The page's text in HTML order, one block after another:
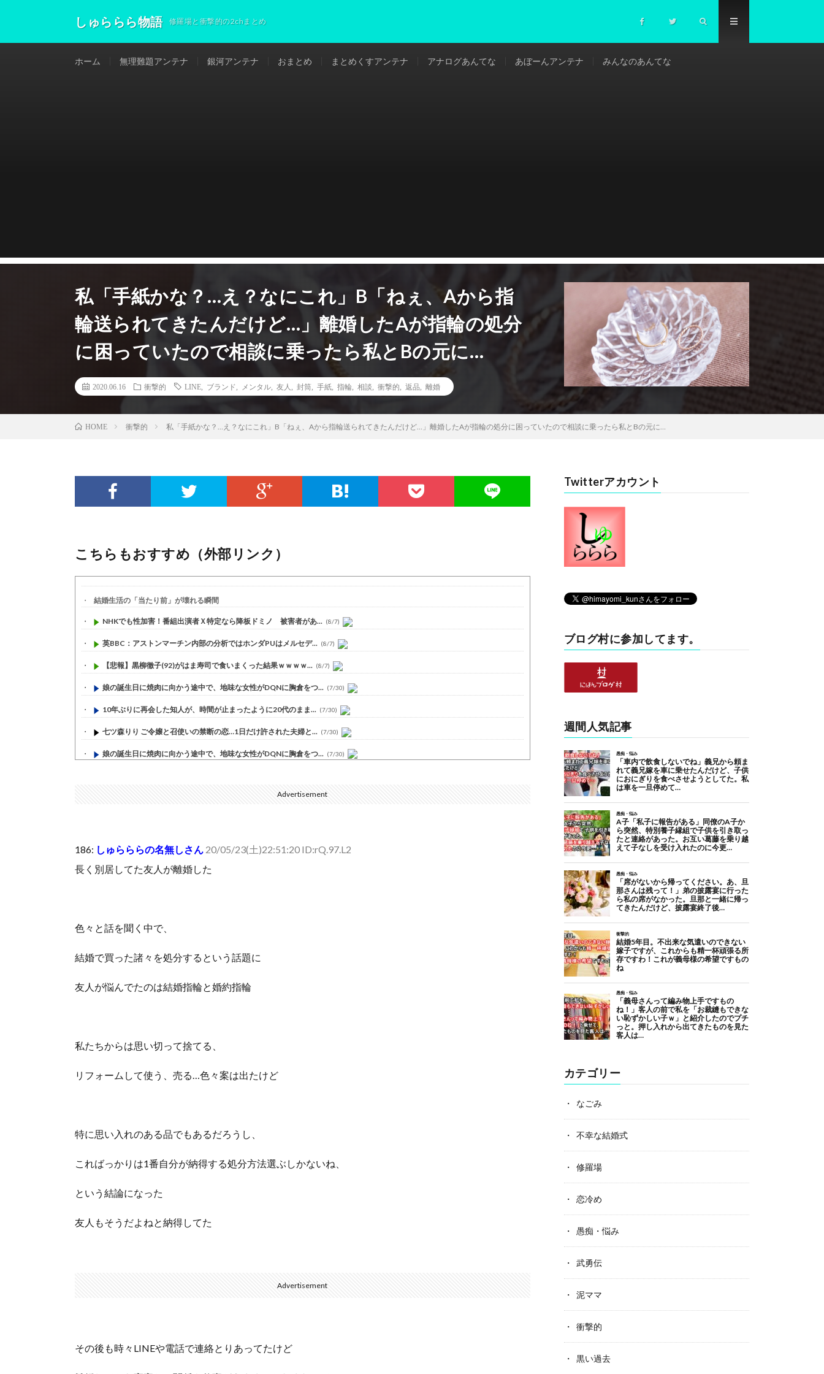
しゅららら物語 修羅場と衝撃的の2chまとめ
ホーム 無理難題アンテナ 銀河アンテナ おまとめ まとめくすアンテナ アナログあんてな あぼーんアンテナ みんなのあんてな
私「手紙かな？…え？なにこれ」B「ねぇ、Aから指
輪送られてきたんだけど…」離婚したAが指輪の処分
に困っていたので相談に乗ったら私とBの元に…
2020.06.16 衝撃的 LINE ブランド メンタル 友人 封筒 手紙 指輪 相談 衝撃的 返品 離婚
HOME 衝撃的 私「手紙かな？…え？なにこれ」B「ねぇ、Aから指輪送られてきたんだけど…」離婚したAが指輪の処分に困っていたので相談に乗ったら私とBの元に…
こちらもおすすめ（外部リンク）
結婚生活の「当たり前」が壊れる瞬間
NHKでも性加害！番組出演者Ｘ特定なら降板ドミノ 被害者があ... (8/7)
英BBC：アストンマーチン内部の分析ではホンダPUはメルセデ... (8/7)
【悲報】黒柳徹子(92)がはま寿司で食いまくった結果ｗｗｗｗ... (8/7)
娘の誕生日に焼肉に向かう途中で、地味な女性がDQNに胸倉をつ... (7/30)
10年ぶりに再会した知人が、時間が止まったように20代のまま... (7/30)
七ツ森りり ご令嬢と召使いの禁断の恋…1日だけ許された夫婦と... (7/30)
娘の誕生日に焼肉に向かう途中で、地味な女性がDQNに胸倉をつ... (7/30)
可愛い彼女が部屋に入ってきた。もしかしてニンジャ？→スタイリ...
Advertisement
186: しゅらららの名無しさん 20/05/23(土)22:51:20 ID:rQ.97.L2
長く別居してた友人が離婚した
色々と話を聞く中で、
結婚で買った諸々を処分するという話題に
友人が悩んでたのは結婚指輪と婚約指輪
私たちからは思い切って捨てる、
リフォームして使う、売る…色々案は出たけど
特に思い入れのある品でもあるだろうし、
こればっかりは1番自分が納得する処分方法選ぶしかないね、
という結論になった
友人もそうだよねと納得してた
Advertisement
その後も時々LINEや電話で連絡とりあってたけど
Twitterアカウント
ブログ村に参加してます。
週間人気記事
カテゴリー
なごみ
不幸な結婚式
修羅場
恋冷め
愚痴・悩み
武勇伝
泥ママ
衝撃的
黒い過去